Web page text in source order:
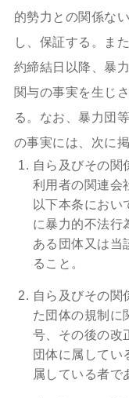
的勢力との関係な
し、保証する。ま
約締結日以降、暴
関与の事実を生じ
る。なお、暴力団
の事実には、次に
自ら及びその関
利用者の関連会
以下本条におい
に暴力的不法行
ある団体又は当
ること。
自ら及びその関
た団体の規制に
号、その後の改
団体に属してい
属している者で